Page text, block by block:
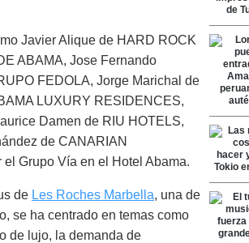
Javier Alique de HARD ROCK
ABAMA, Jose Fernando
FEDOLA, Jorge Marichal de
LUXURY RESIDENCES,
Damen de RIU HOTELS,
de CANARIAN
Grupo Vía en el Hotel Abama.
de Les Roches Marbella, una de
se ha centrado en temas como
de lujo, la demanda de